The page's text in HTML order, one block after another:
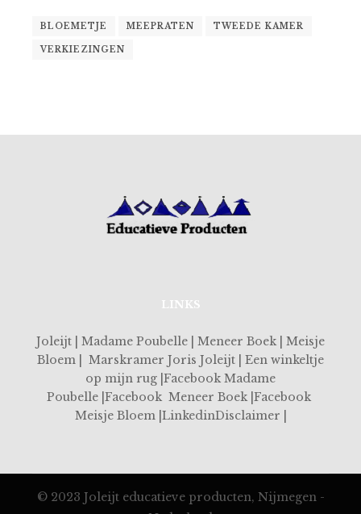
BLOEMETJE MEEPRATEN TWEEDE KAMER
VERKIEZINGEN
LINKS
Joleijt | Madame Poubelle | Meneer Boek | Meisje
Bloem | Marskramer Joris Joleijt | Een winkeltje
op mijn rug |Facebook Madame
Poubelle |Facebook Meneer Boek |Facebook
Meisje Bloem |LinkedinDisclaimer |
© 2023 Joleijt educatieve producten, Nijmegen -